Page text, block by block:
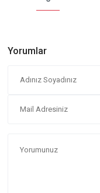
Yorumlar